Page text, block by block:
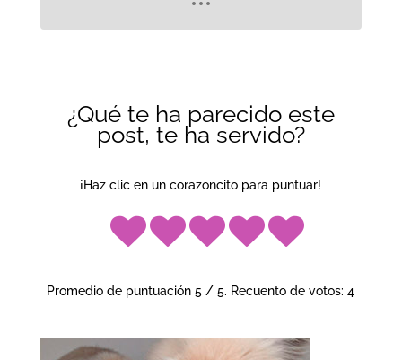
¿Qué te ha parecido este
post, te ha servido?
¡Haz clic en un corazoncito para puntuar!
Promedio de puntuación5 / 5. Recuento de votos:4